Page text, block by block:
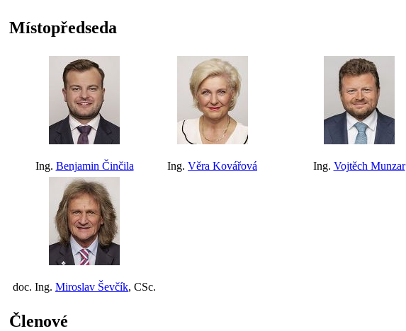
Místopředseda
Ing. Benjamin Činčila Ing. Věra Kovářová Ing. Vojtěch Munzar
doc. Ing. Miroslav Ševčík, CSc.
Členové